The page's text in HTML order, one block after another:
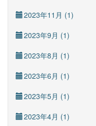
2023年11月 (1)
2023年9月 (1)
2023年8月 (1)
2023年6月 (1)
2023年5月 (1)
2023年4月 (1)